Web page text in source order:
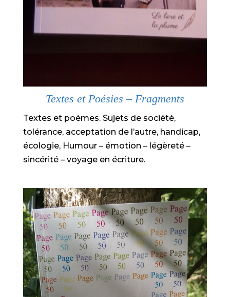
Textes et Poésies – Fragments
Textes et poèmes. Sujets de société,
tolérance, acceptation de l’autre, handicap,
écologie, Humour – émotion – légèreté –
sincérité – voyage en écriture.